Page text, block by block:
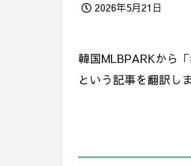
2026年5月21日
韓国MLBPARKから
という記事を翻訳し